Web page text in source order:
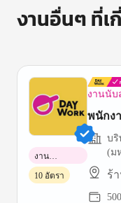
งานอื่นๆ ที่เ
งานนับ
พนักง
บริ
(ม
ร้
งาน
พาร์ทไทม์
10 อัตรา